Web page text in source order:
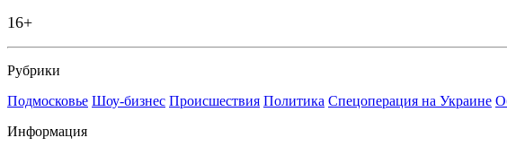
16+
Рубрики
Подмосковье Шоу-бизнес Происшествия Политика Спецоперация на Украине
Информация